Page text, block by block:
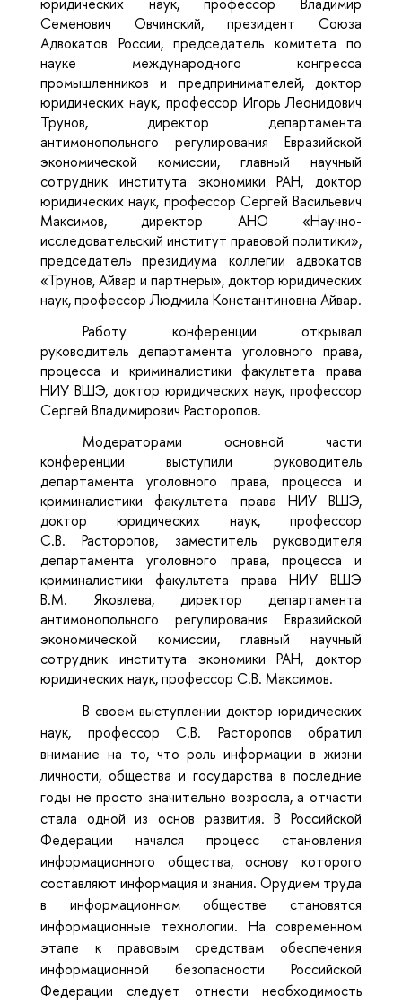
Семенович Овчинский, президент Союза
Адвокатов России, председатель комитета по
науке международного конгресса
промышленников и предпринимателей, доктор
юридических наук, профессор Игорь Леонидович
Трунов, директор департамента
антимонопольного регулирования Евразийской
экономической комиссии, главный научный
сотрудник института экономики РАН, доктор
юридических наук, профессор Сергей Васильевич
Максимов, директор АНО «Научно-
исследовательский институт правовой политики»,
председатель президиума коллегии адвокатов
«Трунов, Айвар и партнеры», доктор юридических
наук, профессор Людмила Константиновна Айвар.
Работу конференции открывал
руководитель департамента уголовного права,
процесса и криминалистики факультета права
НИУ ВШЭ, доктор юридических наук, профессор
Сергей Владимирович Расторопов.
Модераторами основной части
конференции выступили руководитель
департамента уголовного права, процесса и
криминалистики факультета права НИУ ВШЭ,
доктор юридических наук, профессор
С.В. Расторопов, заместитель руководителя
департамента уголовного права, процесса и
криминалистики факультета права НИУ ВШЭ
В.М. Яковлева, директор департамента
антимонопольного регулирования Евразийской
экономической комиссии, главный научный
сотрудник института экономики РАН, доктор
юридических наук, профессор С.В. Максимов.
В своем выступлении доктор юридических
наук, профессор С.В. Расторопов обратил
внимание на то, что роль информации в жизни
личности, общества и государства в последние
годы не просто значительно возросла, а отчасти
стала одной из основ развития. В Российской
Федерации начался процесс становления
информационного общества, основу которого
составляют информация и знания. Орудием труда
в информационном обществе становятся
информационные технологии. На современном
этапе к правовым средствам обеспечения
информационной безопасности Российской
Федерации следует отнести необходимость